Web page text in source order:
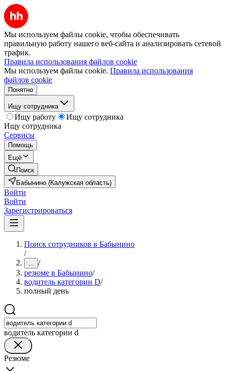
Мы используем файлы cookie, чтобы обеспечивать
правильную работу нашего веб-сайта и анализировать сетевой
трафик.
Правила использования файлов cookie
Мы используем файлы cookie. Правила использования
файлов cookie
Понятно
Ищу сотрудника
Ищу работу
Ищу сотрудника
Ищу сотрудника
Сервисы
Помощь
Ещё
Поиск
Бабынино (Калужская область)
Войти
Войти
Зарегистрироваться
Поиск сотрудников в Бабынино
/
... /
резюме в Бабынино/
водитель категории D/
полный день
водитель категории d
Резюме